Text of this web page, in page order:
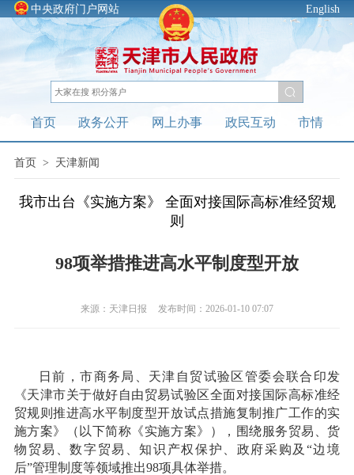
中央政府门户网站 English
首页 政务公开 网上办事 政民互动 市情
首页> 天津新闻
我市出台《实施方案》 全面对接国际高标准经贸规
则
98项举措推进高水平制度型开放
来源：天津日报 发布时间：2026-01-10 07:07
日前，市商务局、天津自贸试验区管委会联合印发
《天津市关于做好自由贸易试验区全面对接国际高标准经
贸规则推进高水平制度型开放试点措施复制推广工作的实
施方案》（以下简称《实施方案》），围绕服务贸易、货
物贸易、数字贸易、知识产权保护、政府采购及“边境
后”管理制度等领域推出98项具体举措。